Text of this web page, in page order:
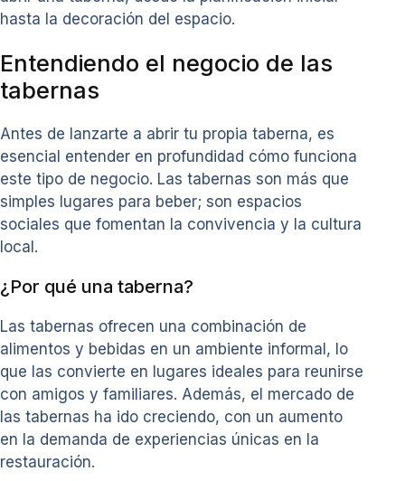
hasta la decoración del espacio.
Entendiendo el negocio de las
tabernas
Antes de lanzarte a abrir tu propia taberna, es
esencial entender en profundidad cómo funciona
este tipo de negocio. Las tabernas son más que
simples lugares para beber; son espacios
sociales que fomentan la convivencia y la cultura
local.
¿Por qué una taberna?
Las tabernas ofrecen una combinación de
alimentos y bebidas en un ambiente informal, lo
que las convierte en lugares ideales para reunirse
con amigos y familiares. Además, el mercado de
las tabernas ha ido creciendo, con un aumento
en la demanda de experiencias únicas en la
restauración.